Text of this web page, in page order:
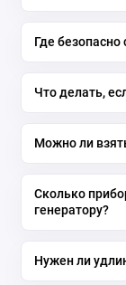
Где безопасно
Что делать,
Можно ли
Сколько
генератору?
Нужен ли